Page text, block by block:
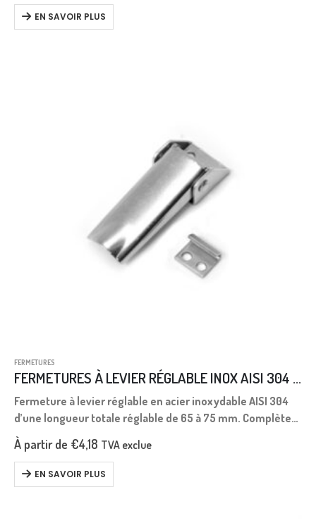
EN SAVOIR PLUS
FERMETURES
FERMETURES À LEVIER RÉGLABLE INOX AISI 304 L. 65-75
Fermeture à levier réglable en acier inoxydable AISI 304
d’une longueur totale réglable de 65 à 75 mm. Complète
avec crochet de verrouillage.
À partir de €4,18 TVA exclue
EN SAVOIR PLUS